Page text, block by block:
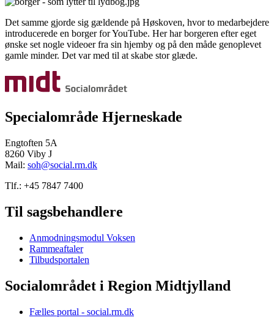
Det samme gjorde sig gældende på Høskoven, hvor to medarbejdere
introducerede en borger for YouTube. Her har borgeren efter eget
ønske set nogle videoer fra sin hjemby og på den måde genoplevet
gamle minder. Det var med til at skabe stor glæde.
Specialområde Hjerneskade
Engtoften 5A
8260 Viby J
Mail: soh@social.rm.dk
Tlf.: +45 7847 7400
Til sagsbehandlere
Anmodningsmodul Voksen
Rammeaftaler
Tilbudsportalen
Socialområdet i Region Midtjylland
Fælles portal - social.rm.dk